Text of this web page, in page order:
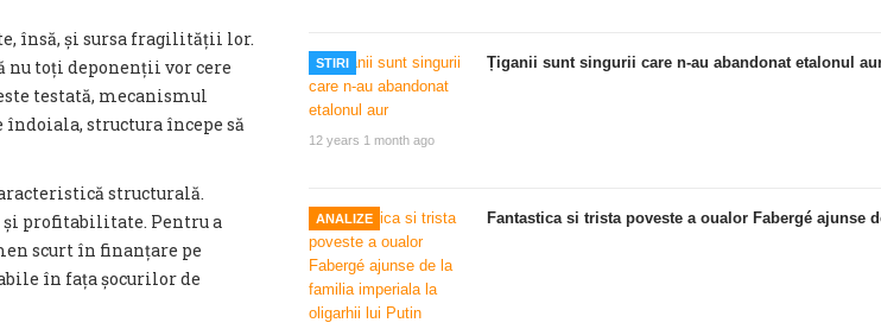
însă, și sursa fragilității lor.
toți deponenții vor cere
testată, mecanismul
structura începe să
structurală.
profitabilitate. Pentru a
scurt în finanțare pe
în fața șocurilor de
STIRI
12 years 1 month ago
Țiganii sunt singurii care n-au abandonat etalonul
ANALIZE Fantastica si trista poveste a oualor Fabergé